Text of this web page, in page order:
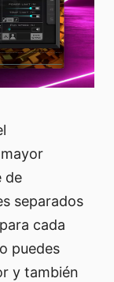
de
separados
cada
puedes
y también